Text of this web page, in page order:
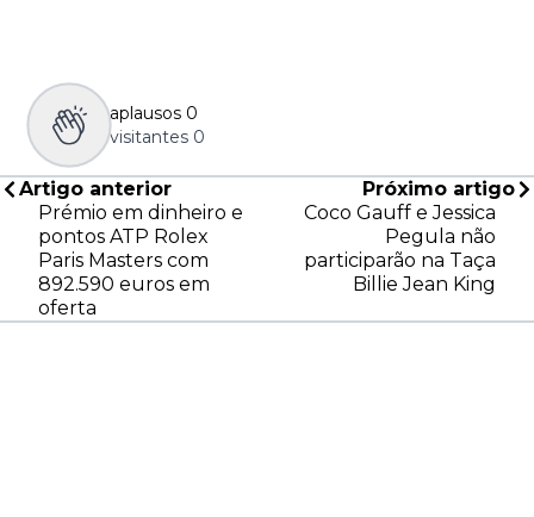
aplausos 0
visitantes 0
Artigo anterior
Prémio em dinheiro e
pontos ATP Rolex
Paris Masters com
892.590 euros em
oferta
Próximo artigo
Coco Gauff e Jessica
Pegula não
participarão na Taça
Billie Jean King